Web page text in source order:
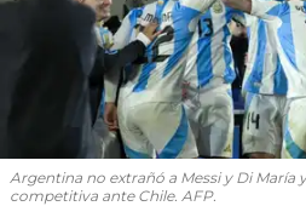
Argentina no extrañó a Messi y Di María
competitiva ante Chile. AFP.